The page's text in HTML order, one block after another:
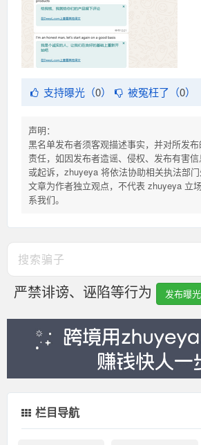
支持曝光（0） 被冤枉了（0）
声明：
黑名单发布者须客观描述事实，并对所发
责任，如因发布者造谣、侵权、发布有害
或起诉，zhuyeya 将依法协助相关执法部门
文章为作者独立观点，不代表 zhuyeya 立
系我们。
严禁诽谤、诬陷等行为 发布曝光
栏目导航